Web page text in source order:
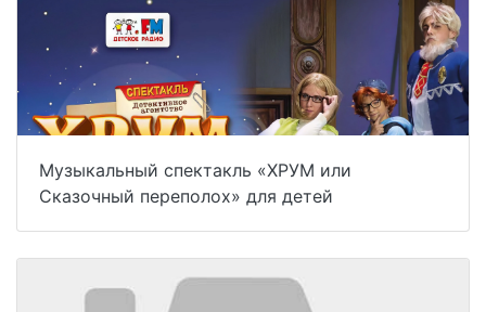
Музыкальный спектакль «ХРУМ или
Сказочный переполох» для детей